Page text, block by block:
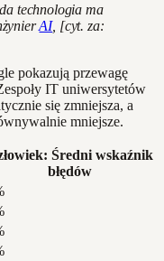
technologia ma
AI, [cyt. za:
pokazują przewagę
IT uniwersytetów
się zmniejsza, a
mniejsze.
Średni wskaźnik
błędów